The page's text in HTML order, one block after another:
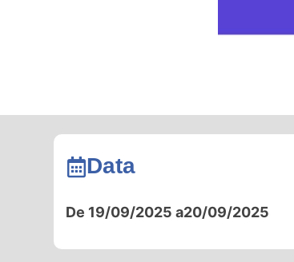
Data
De 19/09/2025 a20/09/2025